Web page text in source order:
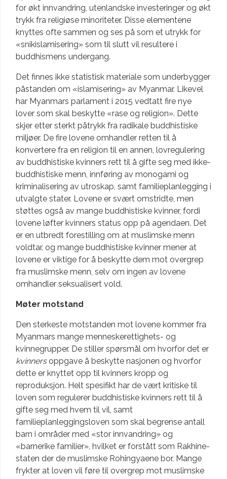
for økt innvandring, utenlandske investeringer og økt
trykk fra religiøse minoriteter. Disse elementene
knyttes ofte sammen og ses på som et utrykk for
«snikislamisering» som til slutt vil resultere i
buddhismens undergang.
Det finnes ikke statistisk materiale som underbygger
påstanden om «islamisering» av Myanmar. Likevel
har Myanmars parlament i 2015 vedtatt fire nye
lover som skal beskytte «rase og religion». Dette
skjer etter sterkt påtrykk fra radikale buddhistiske
miljøer. De fire lovene omhandler retten til å
konvertere fra en religion til en annen, lovregulering
av buddhistiske kvinners rett til å gifte seg med ikke-
buddhistiske menn, innføring av monogami og
kriminalisering av utroskap, samt familieplanlegging i
utvalgte stater. Lovene er svært omstridte, men
støttes også av mange buddhistiske kvinner, fordi
lovene løfter kvinners status opp på agendaen. Det
er en utbredt forestilling om at muslimske menn
voldtar, og mange buddhistiske kvinner mener at
lovene er viktige for å beskytte dem mot overgrep
fra muslimske menn, selv om ingen av lovene
omhandler seksualisert vold.
Møter motstand
Den sterkeste motstanden mot lovene kommer fra
Myanmars mange menneskerettighets- og
kvinnegrupper. De stiller spørsmål om hvorfor det er
kvinnersoppgave å beskytte nasjonen og hvorfor
dette er knyttet opp til kvinners kropp og
reproduksjon. Helt spesifikt har de vært kritiske til
loven som regulerer buddhistiske kvinners rett til å
gifte seg med hvem til vil, samt
familieplanleggingsloven som skal begrense antall
barn i områder med «stor innvandring» og
«barnerike familier», hvilket er forstått som Rakhine-
staten der de muslimske Rohingyaene bor. Mange
frykter at loven vil føre til overgrep mot muslimske